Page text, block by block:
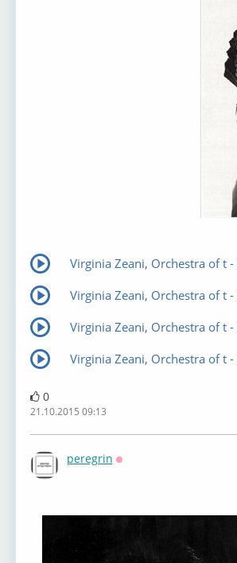
Virginia Zeani, Orchestra of t
Virginia Zeani, Orchestra of t
Virginia Zeani, Orchestra of t
Virginia Zeani, Orchestra of t
0
21.10.2015 09:13
peregrin